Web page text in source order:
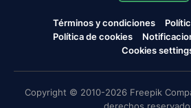
Términos y condiciones
Política de cookies
Cookies
Copyright © 2010-2026 Freepik